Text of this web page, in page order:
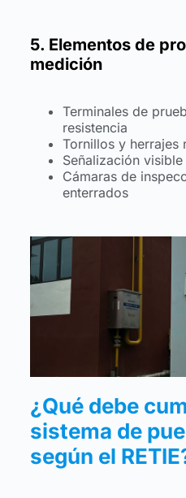
5. Elementos de
medición
Terminales de
resistencia
Tornillos y herrajes
Señalización visible
Cámaras de
enterrados
¿Qué debe
sistema de
según el